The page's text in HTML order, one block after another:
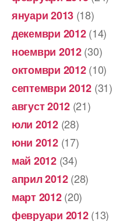
януари 2013 (18)
декември 2012(14)
ноември 2012(30)
октомври 2012(10)
септември 2012 (31)
август 2012 (21)
юли 2012(28)
юни 2012(17)
май 2012(34)
април 2012(28)
март 2012(20)
февруари 2012(13)